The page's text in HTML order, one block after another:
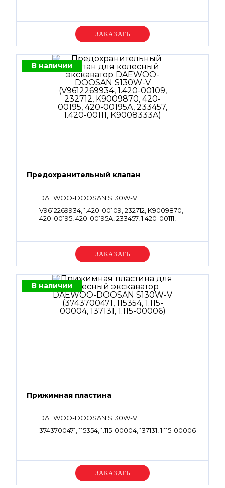
Уточняйте цену
В наличии
Предохранительный клапан
DAEWOO-DOOSAN S130W-V
V9612269934, 1.420-00109, 232712, K9009870,
420-00195, 420-00195A, 233457, 1.420-00111,
Уточняйте цену
В наличии
Прижимная пластина
DAEWOO-DOOSAN S130W-V
3743700471, 115354, 1.115-00004, 137131, 1.115-00006
Уточняйте цену